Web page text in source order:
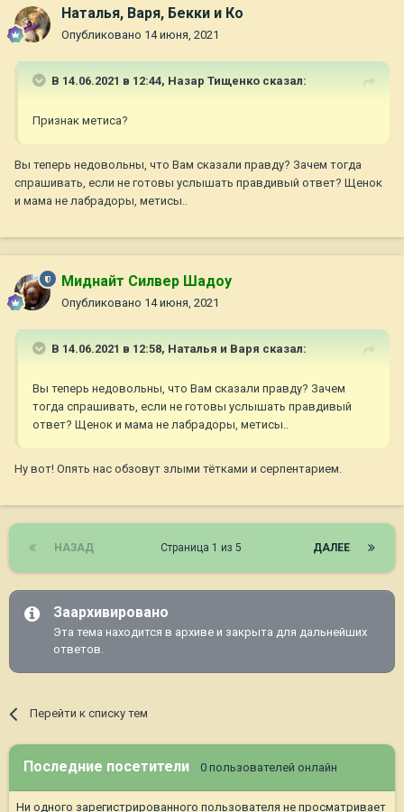
Наталья, Варя, Бекки и Ко
Опубликовано 14 июня, 2021
В 14.06.2021 в 12:44, Назар Тищенко сказал:
Признак метиса?
Вы теперь недовольны, что Вам сказали правду? Зачем тогда
спрашивать, если не готовы услышать правдивый ответ? Щенок
и мама не лабрадоры, метисы..
Миднайт Силвер Шадоу
Опубликовано 14 июня, 2021
В 14.06.2021 в 12:58, Наталья и Варя сказал:
Вы теперь недовольны, что Вам сказали правду? Зачем
тогда спрашивать, если не готовы услышать правдивый
ответ? Щенок и мама не лабрадоры, метисы..
Ну вот! Опять нас обзовут злыми тётками и серпентарием.
НАЗАД ДАЛЕЕ
Страница 1 из 5
Заархивировано
Эта тема находится в архиве и закрыта для дальнейших
ответов.
Перейти к списку тем
Последние посетители 0 пользователей онлайн
Ни одного зарегистрированного пользователя не просматривает